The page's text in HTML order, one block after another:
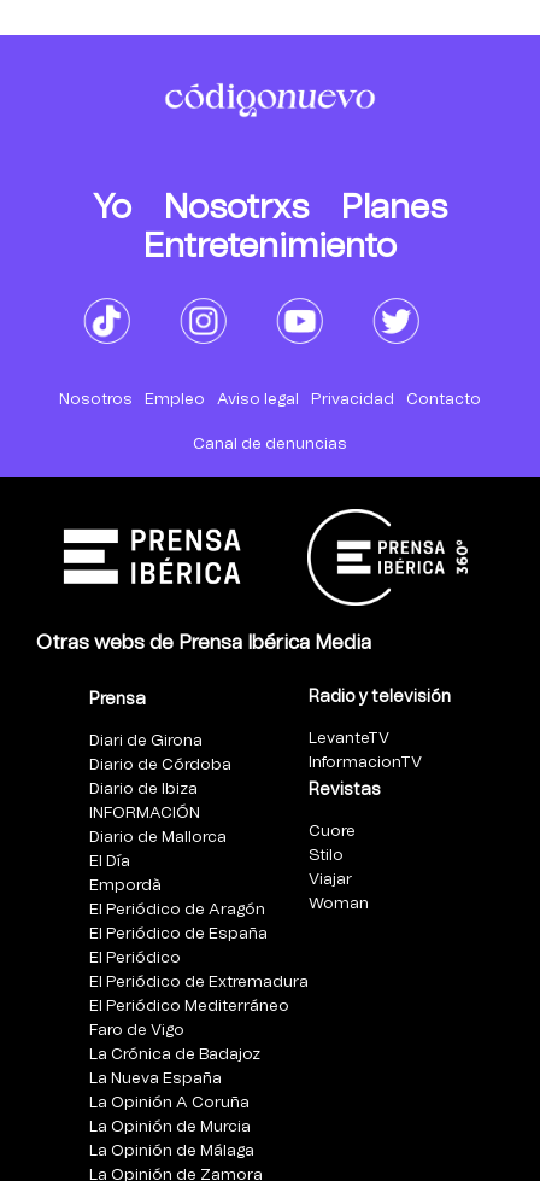
Yo Nosotrxs
Planes
Entretenimiento
Nosotros Empleo Aviso legal Privacidad Contacto
Canal de denuncias
Otras webs de Prensa Ibérica Media
Prensa
Diari de Girona
Diario de Córdoba
Diario de Ibiza
INFORMACIÓN
Diario de Mallorca
El Día
Empordà
El Periódico de Aragón
El Periódico de España
El Periódico
El Periódico de Extremadura
El Periódico Mediterráneo
Faro de Vigo
La Crónica de Badajoz
La Nueva España
La Opinión A Coruña
La Opinión de Murcia
La Opinión de Málaga
La Opinión de Zamora
Radio y televisión
LevanteTV
InformacionTV
Revistas
Cuore
Stilo
Viajar
Woman